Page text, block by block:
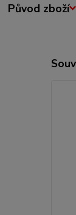
Původ zboží